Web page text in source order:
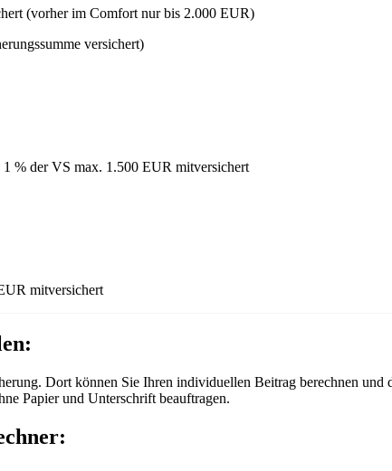
(vorher im Comfort nur bis 2.000 EUR)
versichert)
% der VS max. 1.500 EUR mitversichert
mitversichert
Dort können Sie Ihren individuellen Beitrag berechnen
Papier und Unterschrift beauftragen.